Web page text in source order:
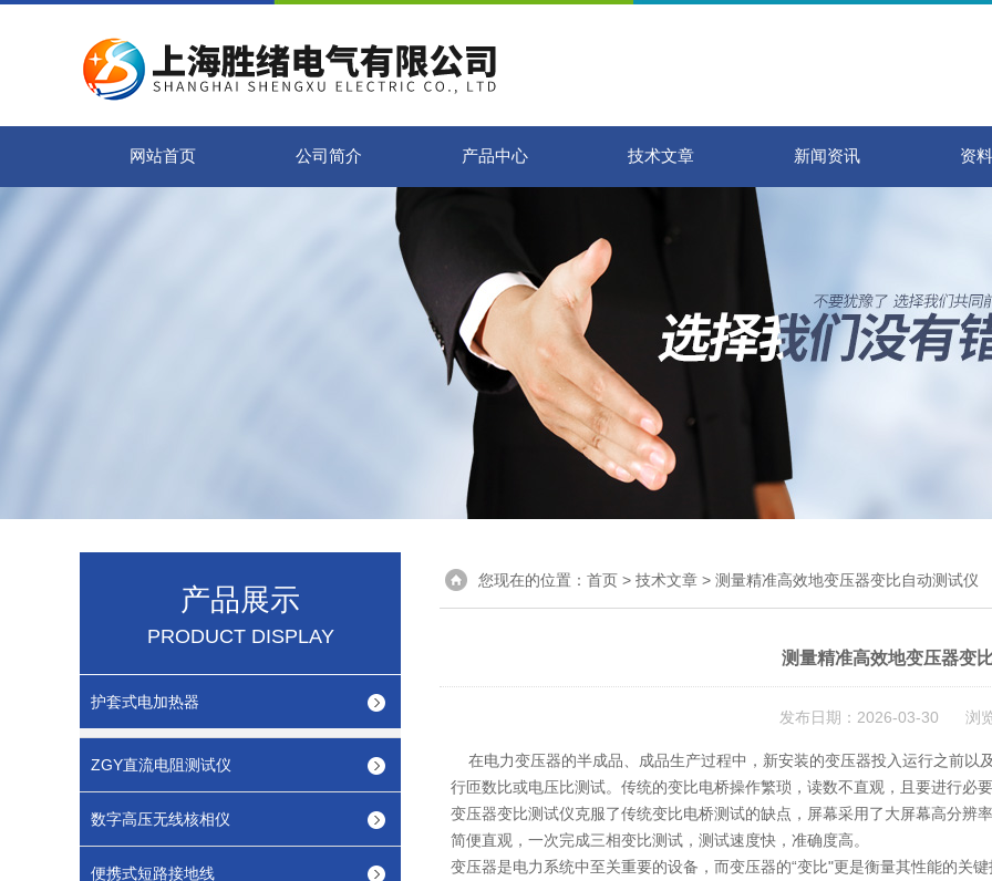
网站首页 公司简介 产品中心 技术文章 新闻资讯 资
产品展示
PRODUCT DISPLAY
护套式电加热器
ZGY直流电阻测试仪
数字高压无线核相仪
便携式短路接地线
您现在的位置： 首页 > 技术文章 > 测量精准高效地变压器变比自动测试仪
测量精准高效地变压器变
发布日期：2026-03-30 浏
在电力变压器的半成品、成品生产过程中，新安装的变压器投入运行之前以
行匝数比或电压比测试。传统的变比电桥操作繁琐，读数不直观，且要进行必
变压器变比测试仪克服了传统变比电桥测试的缺点，屏幕采用了大屏幕高分辨
简便直观，一次完成三相变比测试，测试速度快，准确度高。
变压器是电力系统中至关重要的设备，而变压器的“变比"更是衡量其性能的关